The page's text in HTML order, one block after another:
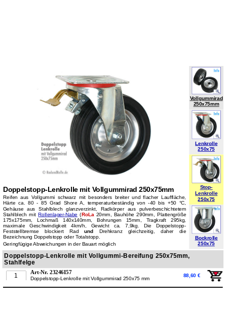
Doppelstopp-Lenkrolle mit Vollgummirad 250x75mm
Reifen aus Vollgummi schwarz mit besonders breiter und flacher Lauffläche,
Härte ca. 80 - 85 Grad Shore A, temperaturbeständig von -40 bis +50 °C,
Gehäuse aus Stahlblech glanzverzinkt, Radkörper aus pulverbeschichtetem
Stahlblech mitRollenlager-Nabe (RoLa 20mm, Bauhöhe 290mm, Plattengröße
175x175mm, Lochmaß 140x140mm, Bohrungen 15mm, Tragkraft 295kg,
maximale Geschwindigkeit 4km/h, Gewicht ca. 7,9kg. Die Doppelstopp-
Feststellbremse blockiert Radund Drehkranz gleichzeitig, daher die
Bezeichnung Doppelstopp oder Totalstopp.
Geringfügige Abweichungen in der Bauart möglich
Vollgummirad
250x75mm
Lenkrolle
250x75
Stop-
Lenkrolle
250x75
Bockrolle
250x75
Doppelstopp-Lenkrolle mit Vollgummi-Bereifung 250x75mm,
Stahlfelge
Art-Nr. 23246I57
Doppelstopp-Lenkrolle mit Vollgummirad 250x75 mm
88,60 €